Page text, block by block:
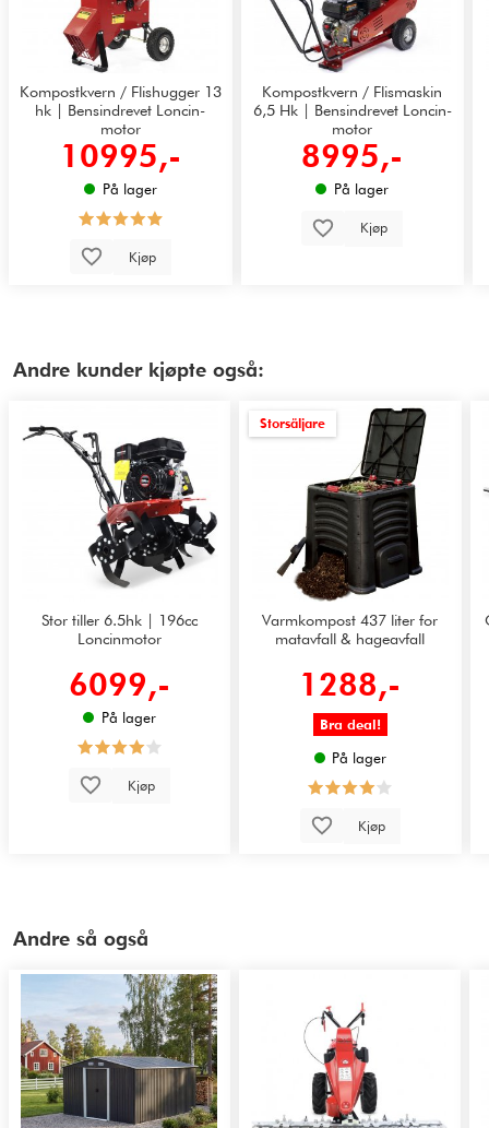
Kompostkvern / Flishugger 13
hk | Bensindrevet Loncin-
motor
10995,-
På lager
Kjøp
Kompostkvern / Flismaskin
6,5 Hk | Bensindrevet Loncin-
motor
8995,-
På lager
Kjøp
Andre kunder kjøpte også:
Stor tiller 6.5hk | 196cc
Loncinmotor
6099,-
På lager
Kjøp
Storsäljare
Varmkompost 437 liter for
matavfall & hageavfall
1288,-
Bra deal!
På lager
Kjøp
Andre så også